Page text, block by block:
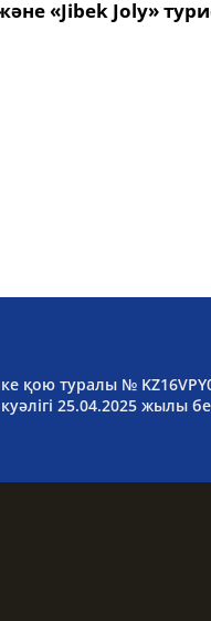
«Jibek Joly»
қою туралы №
25.04.2025 жылы